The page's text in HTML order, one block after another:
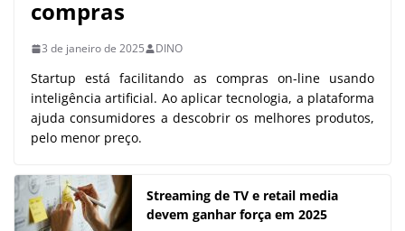
compras
3 de janeiro de 2025 DINO
Startup está facilitando as compras on-line usando
inteligência artificial. Ao aplicar tecnologia, a plataforma
ajuda consumidores a descobrir os melhores produtos,
pelo menor preço.
Streaming de TV e retail media
devem ganhar força em 2025